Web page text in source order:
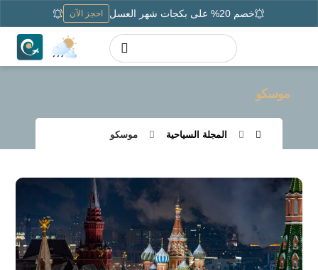
خصم 20% على بكجات شهر العسل احجز الآن
موسكو
المجلة السياحية موسكو